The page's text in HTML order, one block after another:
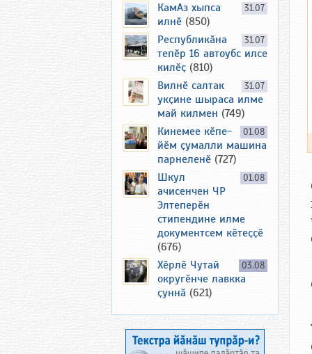
31.07
КамАз хыпса
илнӗ (850)
31.07
Республикӑна
тепӗр 16 автоубс илсе
килӗҫ (810)
31.07
Вилнӗ салтак
укҫине шыраса илме
май килмен (749)
01.08
Кинемее кӗпе-
йӗм ҫумалли машина
парнеленӗ (727)
01.08
Шкул
ачисенчен ЧР
Элтеперӗн
стипендине илме
документсем кӗтеҫҫӗ
(676)
03.08
Хӗрлӗ Чутай
округӗнче лавкка
ҫуннӑ (621)